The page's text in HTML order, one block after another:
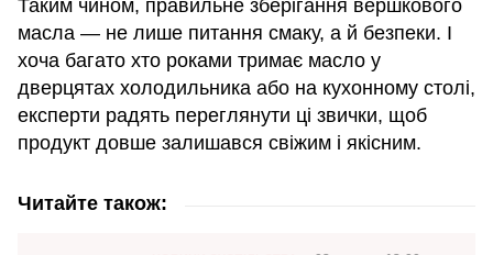
Таким чином, правильне зберігання вершкового
масла — не лише питання смаку, а й безпеки. І
хоча багато хто роками тримає масло у
дверцятах холодильника або на кухонному столі,
експерти радять переглянути ці звички, щоб
продукт довше залишався свіжим і якісним.
Читайте також: